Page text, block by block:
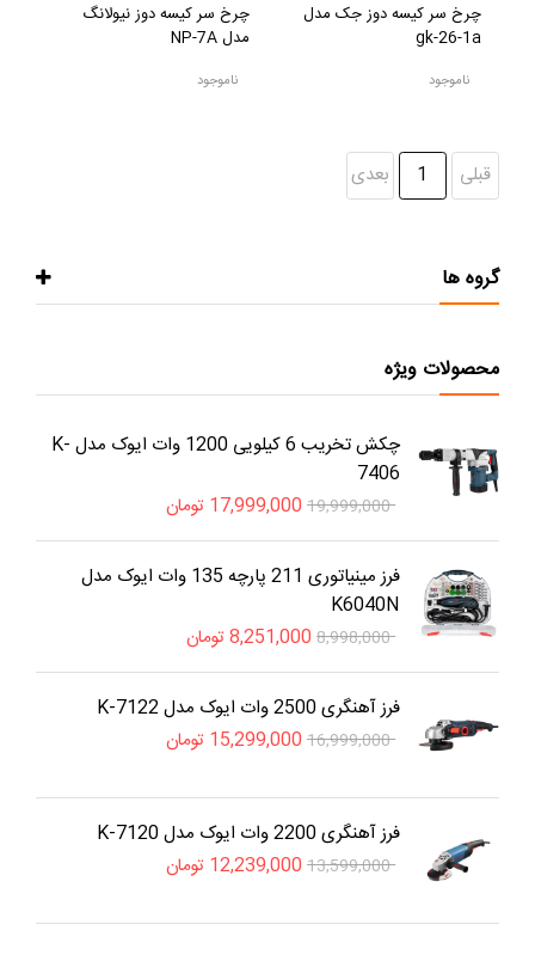
چرخ سر کیسه دوز جک مدل
gk-26-1a
ناموجود
چرخ سر کیسه دوز نیولانگ
مدل NP-7A
ناموجود
قبلی 1 بعدی
گروه ها
محصولات ویژه
چکش تخریب 6 کیلویی 1200 وات ایوک مدل K-
7406
19,999,000
17,999,000 تومان
فرز مینیاتوری 211 پارچه 135 وات ایوک مدل
K6040N
8,998,000
8,251,000تومان
فرز آهنگری 2500 وات ایوک مدل K-7122
16,999,000
15,299,000 تومان
فرز آهنگری 2200 وات ایوک مدل K-7120
13,599,000
12,239,000 تومان